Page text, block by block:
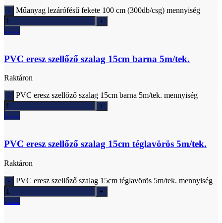
Műanyag lezárófésű fekete 100 cm (300db/csg) mennyiség
Ajánlatkérés
PVC eresz szellőző szalag 15cm barna 5m/tek.
Raktáron
PVC eresz szellőző szalag 15cm barna 5m/tek. mennyiség
Ajánlatkérés
PVC eresz szellőző szalag 15cm téglavörös 5m/tek.
Raktáron
PVC eresz szellőző szalag 15cm téglavörös 5m/tek. mennyiség
Ajánlatkérés